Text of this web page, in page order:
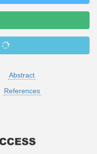
Abstract
References